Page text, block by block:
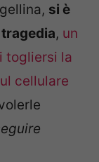
si è
, un
togliersi la
cellulare